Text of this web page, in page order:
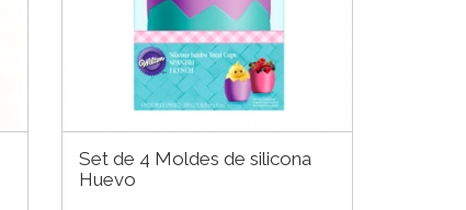
Set de 4 Moldes de silicona
Huevo